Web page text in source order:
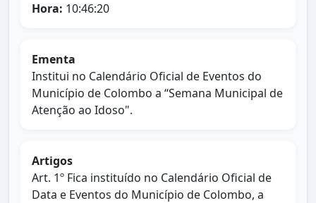
Hora: 10:46:20
Ementa
Institui no Calendário Oficial de Eventos do
Município de Colombo a “Semana Municipal de
Atenção ao Idoso".
Artigos
Art. 1º Fica instituído no Calendário Oficial de
Data e Eventos do Município de Colombo, a